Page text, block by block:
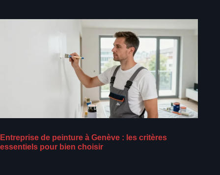
Entreprise de peinture à Genève : les critères
essentiels pour bien choisir